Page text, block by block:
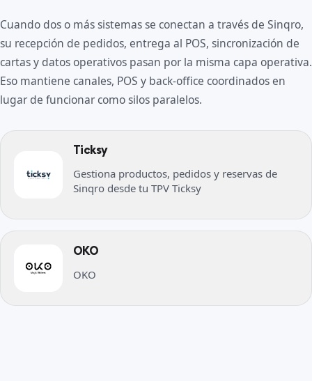
Cuando dos o más sistemas se conectan a través de Sinqro,
su recepción de pedidos, entrega al POS, sincronización de
cartas y datos operativos pasan por la misma capa operativa.
Eso mantiene canales, POS y back-office coordinados en
lugar de funcionar como silos paralelos.
Ticksy
Gestiona productos, pedidos y reservas de
Sinqro desde tu TPV Ticksy
OKO
OKO